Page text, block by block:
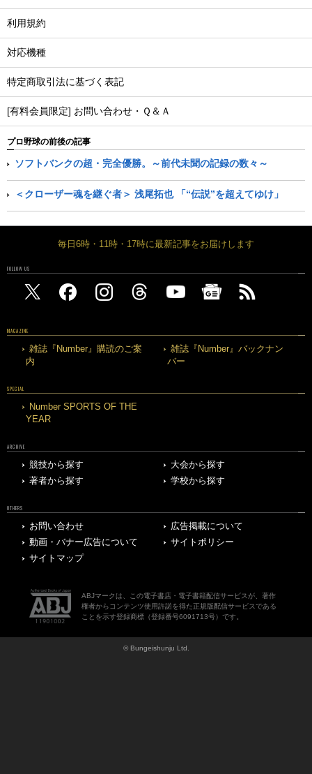
利用規約
対応機種
特定商取引法に基づく表記
[有料会員限定] お問い合わせ・Ｑ＆Ａ
プロ野球の前後の記事
ソフトバンクの超・完全優勝。～前代未聞の記録の数々～
＜クローザー魂を継ぐ者＞ 浅尾拓也 「“伝説”を超えてゆけ」
毎日6時・11時・17時に最新記事をお届けします
FOLLOW US
MAGAZINE
雑誌『Number』購読のご案
内
雑誌『Number』バックナン
バー
SPECIAL
Number SPORTS OF THE
YEAR
ARCHIVE
競技から探す
大会から探す
著者から探す
学校から探す
OTHERS
お問い合わせ
広告掲載について
動画・バナー広告について
サイトポリシー
サイトマップ
ABJマークは、この電子書店・電子書籍配信サービスが、著作
権者からコンテンツ使用許諾を得た正規版配信サービスである
ことを示す登録商標（登録番号6091713号）です。
© Bungeishunju Ltd.